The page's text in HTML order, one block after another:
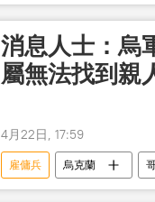
消息人士：烏
屬無法找到親
4月22日, 17:59
雇傭兵 烏克蘭